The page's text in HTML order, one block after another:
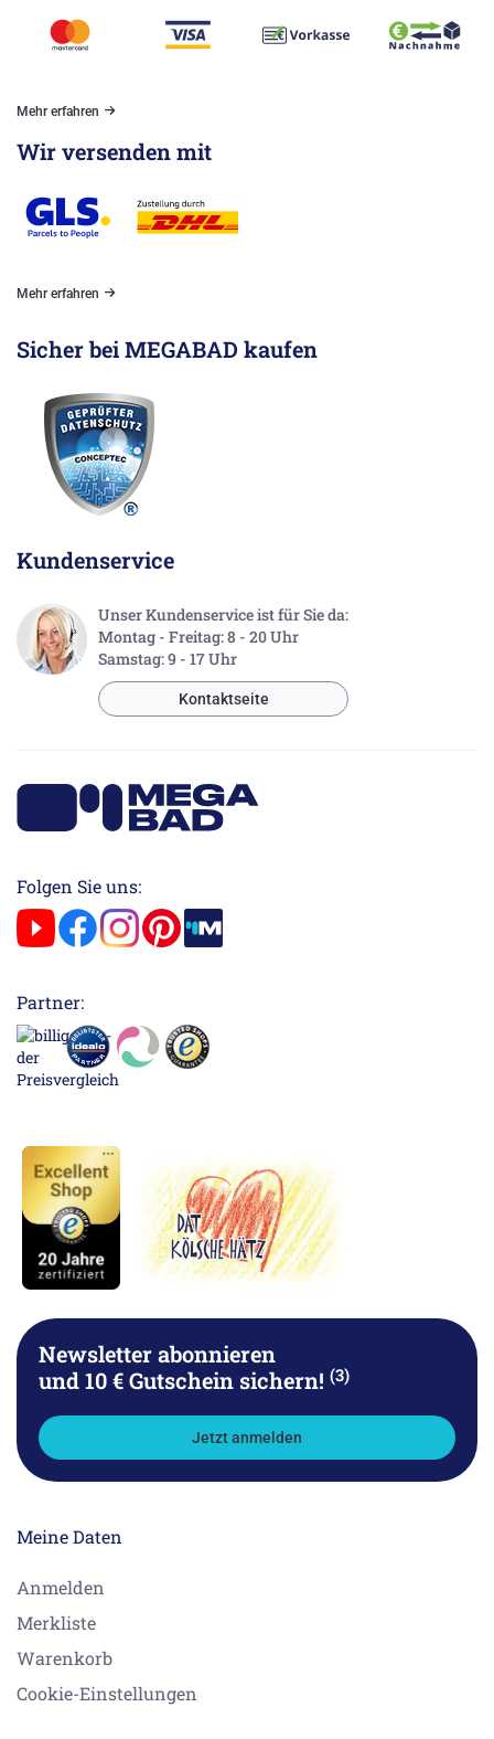
Mehr erfahren
Wir versenden mit
Mehr erfahren
Sicher bei MEGABAD kaufen
Kundenservice
Unser Kundenservice ist für Sie da:
Montag - Freitag: 8 - 20 Uhr
Samstag: 9 - 17 Uhr
Kontaktseite
Folgen Sie uns:
Partner:
Newsletter abonnieren
und 10 € Gutschein sichern! (3)
Jetzt anmelden
Meine Daten
Anmelden
Merkliste
Warenkorb
Cookie-Einstellungen